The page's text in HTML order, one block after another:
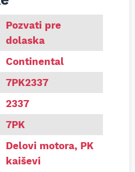
7PK2337
Pozvati pre
dolaska
Continental
7PK2337
2337
7PK
Delovi motora, PK
kaiševi